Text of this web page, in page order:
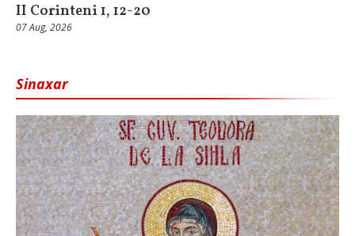
II Corinteni 1, 12-20
07 Aug, 2026
Sinaxar